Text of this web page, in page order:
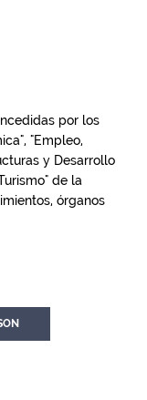
por los
"Empleo,
y Desarrollo
de la
órganos